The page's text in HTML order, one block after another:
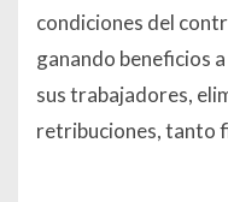
condiciones del
ganando beneficios
sus trabajadores,
retribuciones, tanto